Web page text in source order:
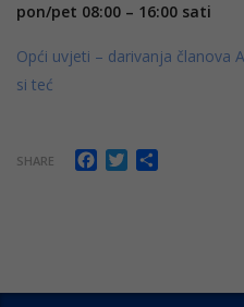
pon/pet 08:00 – 16:00 sati
Opći uvjeti – darivanja članova
si teć
SHARE Facebook
Twitter